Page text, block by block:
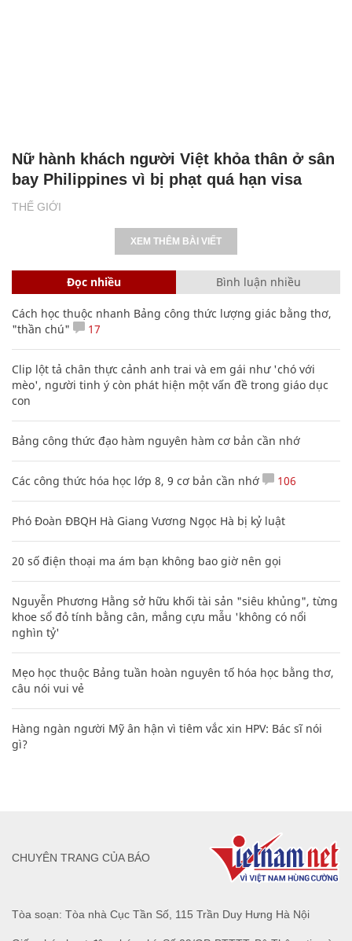
THẾ GIỚI
Nữ hành khách người Việt khỏa thân ở sân
bay Philippines vì bị phạt quá hạn visa
XEM THÊM BÀI VIẾT
Đọc nhiều Bình luận nhiều
Cách học thuộc nhanh Bảng công thức lượng giác bằng thơ,
"thần chú"
17
Clip lột tả chân thực cảnh anh trai và em gái như 'chó với
mèo', người tinh ý còn phát hiện một vấn đề trong giáo dục
con
Bảng công thức đạo hàm nguyên hàm cơ bản cần nhớ
Các công thức hóa học lớp 8, 9 cơ bản cần nhớ 106
Phó Đoàn ĐBQH Hà Giang Vương Ngọc Hà bị kỷ luật
20 số điện thoại ma ám bạn không bao giờ nên gọi
Nguyễn Phương Hằng sở hữu khối tài sản "siêu khủng", từng
khoe sổ đỏ tính bằng cân, mắng cựu mẫu 'không có nổi
nghìn tỷ'
Mẹo học thuộc Bảng tuần hoàn nguyên tố hóa học bằng thơ,
câu nói vui vẻ
Hàng ngàn người Mỹ ân hận vì tiêm vắc xin HPV: Bác sĩ nói
gì?
Tòa soạn: Tòa nhà Cục Tần Số, 115 Trần Duy Hưng Hà Nội
CHUYÊN TRANG CỦA BÁO